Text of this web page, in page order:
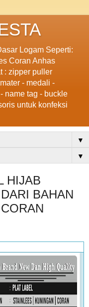
Logam Seperti:
Coran Anhas
: zipper puller
- medali -
name tag - buckle
untuk konfeksi
▼
▼
HIJAB
BAHAN